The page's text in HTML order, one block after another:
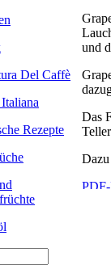
Del Caffè
Rezepte
und
Das
Dazu